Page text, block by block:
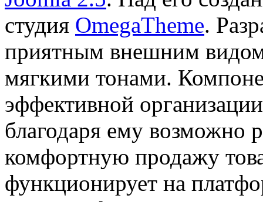
студия OmegaTheme.
приятным внешним
мягкими тонами.
эффективной
благодаря ему возможно
комфортную продажу
функционирует на